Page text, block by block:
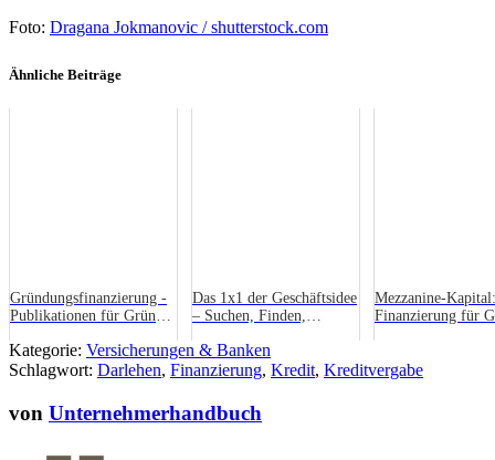
Foto: Dragana Jokmanovic / shutterstock.com
Ähnliche Beiträge
Gründungsfinanzierung -
Publikationen für Gründer
Das 1x1 der Geschäftsidee
– Suchen, Finden,
Mezzanine-Kapital:
Finanzierung für
Kategorie: Versicherungen & Banken
Schlagwort: Darlehen, Finanzierung, Kredit, Kreditvergabe
von Unternehmerhandbuch